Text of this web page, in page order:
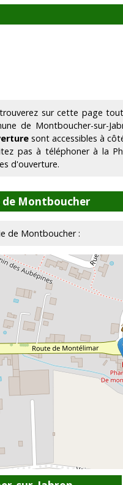
sur cette page
de Montboucher-sur-
sont accessibles à
pas à téléphoner à la
d'ouverture.
de Montboucher
de Montboucher :